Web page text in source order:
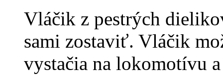
Vláčik z pestrých
sami zostaviť. Vláčik
vystačia na lokomotívu